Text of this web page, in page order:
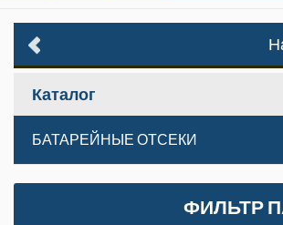
Каталог
БАТАРЕЙНЫЕ ОТСЕКИ
ФИЛЬТР